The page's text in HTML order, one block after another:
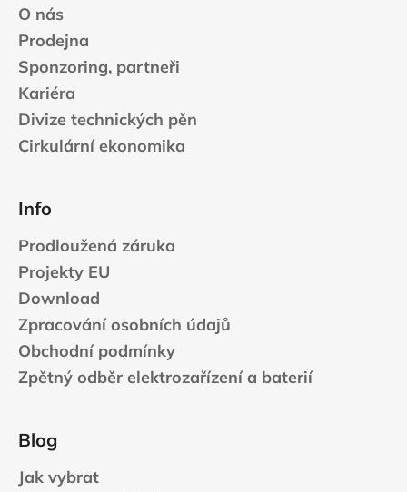
O nás
Prodejna
Sponzoring, partneři
Kariéra
Divize technických pěn
Cirkulární ekonomika
Info
Prodloužená záruka
Projekty EU
Download
Zpracování osobních údajů
Obchodní podmínky
Zpětný odběr elektrozařízení a baterií
Blog
Jak vybrat